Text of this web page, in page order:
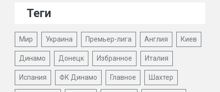
Теги
Мир Украина Премьер-лига Англия Киев
Динамо Донецк Избранное Италия
Испания ФК Динамо Главное Шахтер